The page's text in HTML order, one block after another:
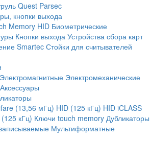
Quest Parsec
кнопки выхода
Memory HID Биометрические
Кнопки выхода Устройства сбора карт
Smartec Стойки для считывателей
Электромагнитные Электромеханические
Аксессуары
(13,56 мГц) HID (125 кГц) HID iCLASS
кГц) Ключи touch memory Дубликаторы
Мультиформатные